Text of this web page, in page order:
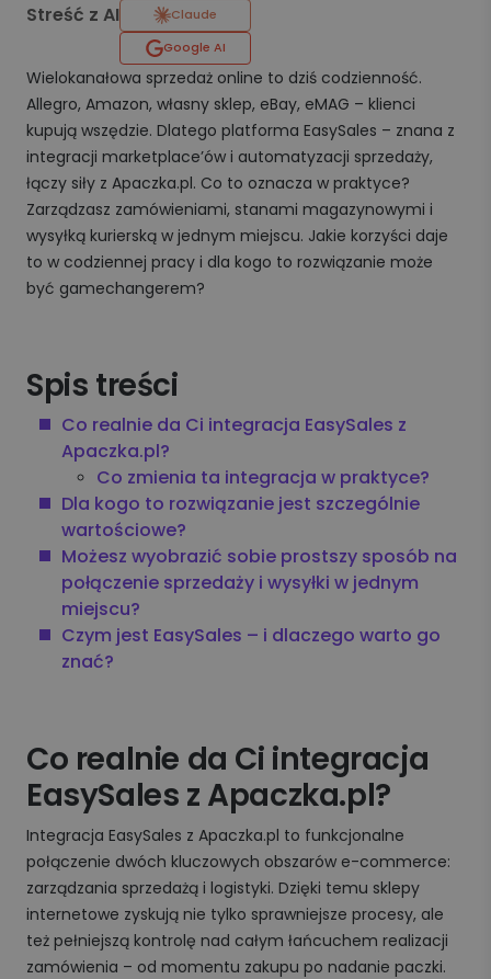
Streść z AI
Claude
Google AI
Wielokanałowa sprzedaż online to dziś codzienność.
Allegro, Amazon, własny sklep, eBay, eMAG – klienci
kupują wszędzie. Dlatego platforma EasySales – znana z
integracji marketplace’ów i automatyzacji sprzedaży,
łączy siły z Apaczka.pl. Co to oznacza w praktyce?
Zarządzasz zamówieniami, stanami magazynowymi i
wysyłką kurierską w jednym miejscu. Jakie korzyści daje
to w codziennej pracy i dla kogo to rozwiązanie może
być gamechangerem?
Spis treści
Co realnie da Ci integracja EasySales z
Apaczka.pl?
Co zmienia ta integracja w praktyce?
Dla kogo to rozwiązanie jest szczególnie
wartościowe?
Możesz wyobrazić sobie prostszy sposób na
połączenie sprzedaży i wysyłki w jednym
miejscu?
Czym jest EasySales – i dlaczego warto go
znać?
Co realnie da Ci integracja
EasySales z Apaczka.pl?
Integracja EasySales z Apaczka.pl to funkcjonalne
połączenie dwóch kluczowych obszarów e-commerce:
zarządzania sprzedażą i logistyki. Dzięki temu sklepy
internetowe zyskują nie tylko sprawniejsze procesy, ale
też pełniejszą kontrolę nad całym łańcuchem realizacji
zamówienia – od momentu zakupu po nadanie paczki.